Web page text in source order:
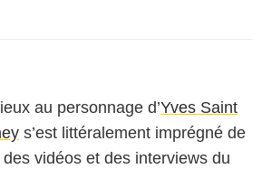
au personnage d’Yves Saint
s’est littéralement imprégné de
des vidéos et des interviews du